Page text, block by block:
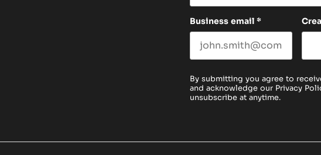
Business email *
By submitting you agree to
and acknowledge our Privacy
unsubscribe at anytime.